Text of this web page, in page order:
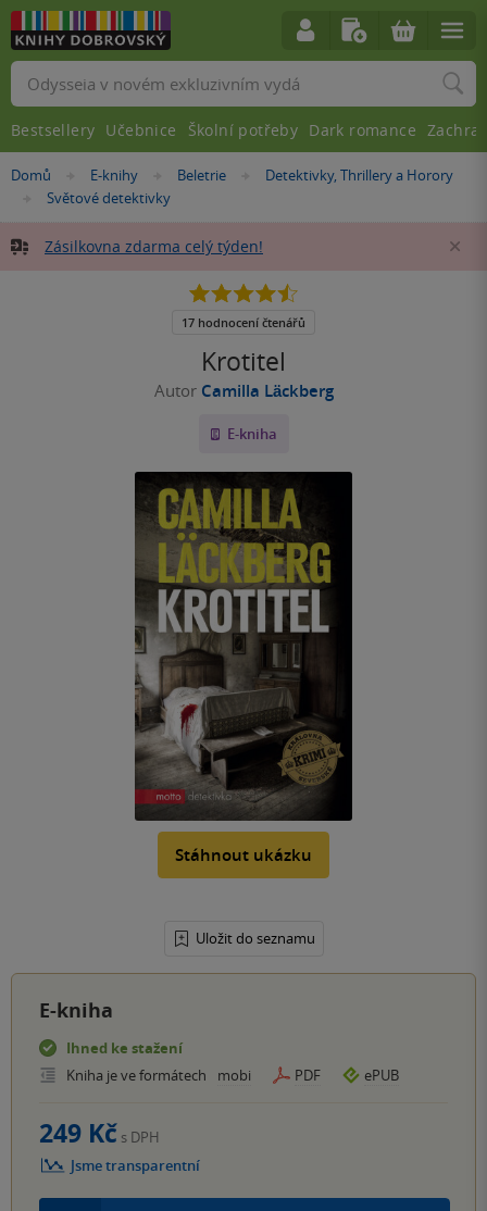
Nacházíte
Domů »E-knihy »Beletrie »
Detektivky, Thrillery a Horory
»
Světové detektivky
Zásilkovna zdarma celý týden!
Krotitel
Autor Camilla Läckberg
E-kniha
Stáhnout ukázku
Uložit do seznamu
4.5
5
17 hodnocení čtenářů
E-kniha
Ihned ke stažení
Kniha je ve formátech
mobi PDF ePUB
249 Kč s DPH
Jsme transparentní
Vyhledávání
Bestsellery Učebnice Školní potřeby Dark romance